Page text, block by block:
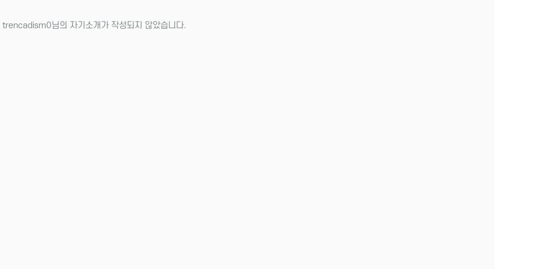
trencadism0님의 자기소개가 작성되지 않았습니다.